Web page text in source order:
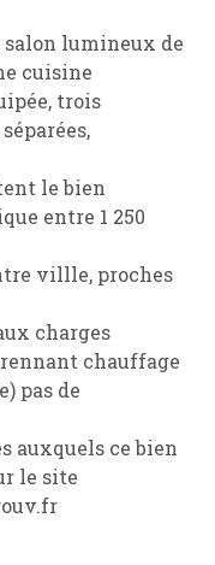
salon lumineux de
cuisine
trois
le bien
entre 1 250
villle, proches
charges
chauffage
pas de
auxquels ce bien
le site